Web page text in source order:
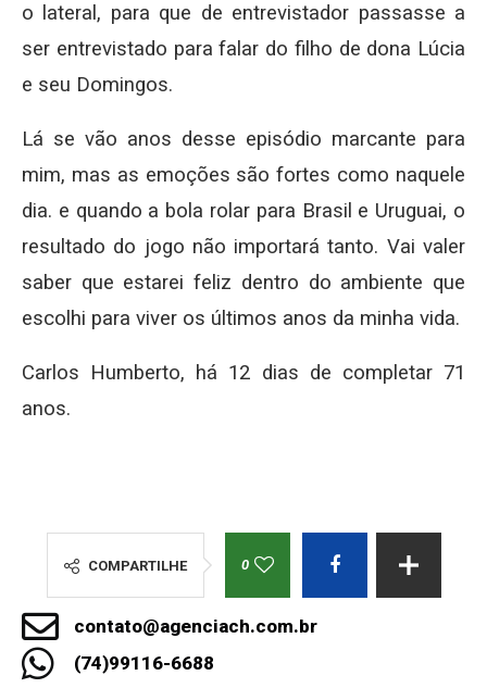
o lateral, para que de entrevistador passasse a
ser entrevistado para falar do filho de dona Lúcia
e seu Domingos.
Lá se vão anos desse episódio marcante para
mim, mas as emoções são fortes como naquele
dia. e quando a bola rolar para Brasil e Uruguai, o
resultado do jogo não importará tanto. Vai valer
saber que estarei feliz dentro do ambiente que
escolhi para viver os últimos anos da minha vida.
Carlos Humberto, há 12 dias de completar 71
anos.
COMPARTILHE 0
contato@agenciach.com.br
(74)99116-6688